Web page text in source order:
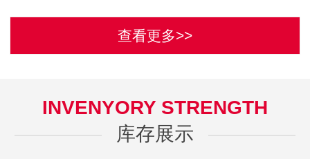
查看更多>>
INVENYORY STRENGTH
库存展示